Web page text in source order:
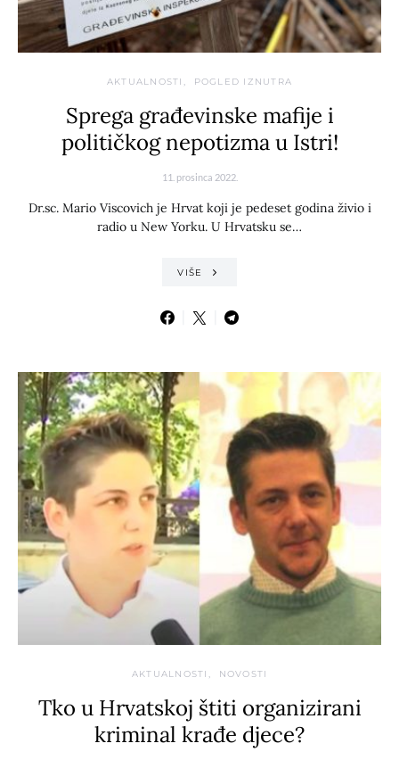
AKTUALNOSTI POGLED IZNUTRA
Sprega građevinske mafije i
političkog nepotizma u Istri!
11. prosinca 2022.
Dr.sc. Mario Viscovich je Hrvat koji je pedeset godina živio i
radio u New Yorku. U Hrvatsku se…
VIŠE
AKTUALNOSTI NOVOSTI
Tko u Hrvatskoj štiti organizirani
kriminal krađe djece?